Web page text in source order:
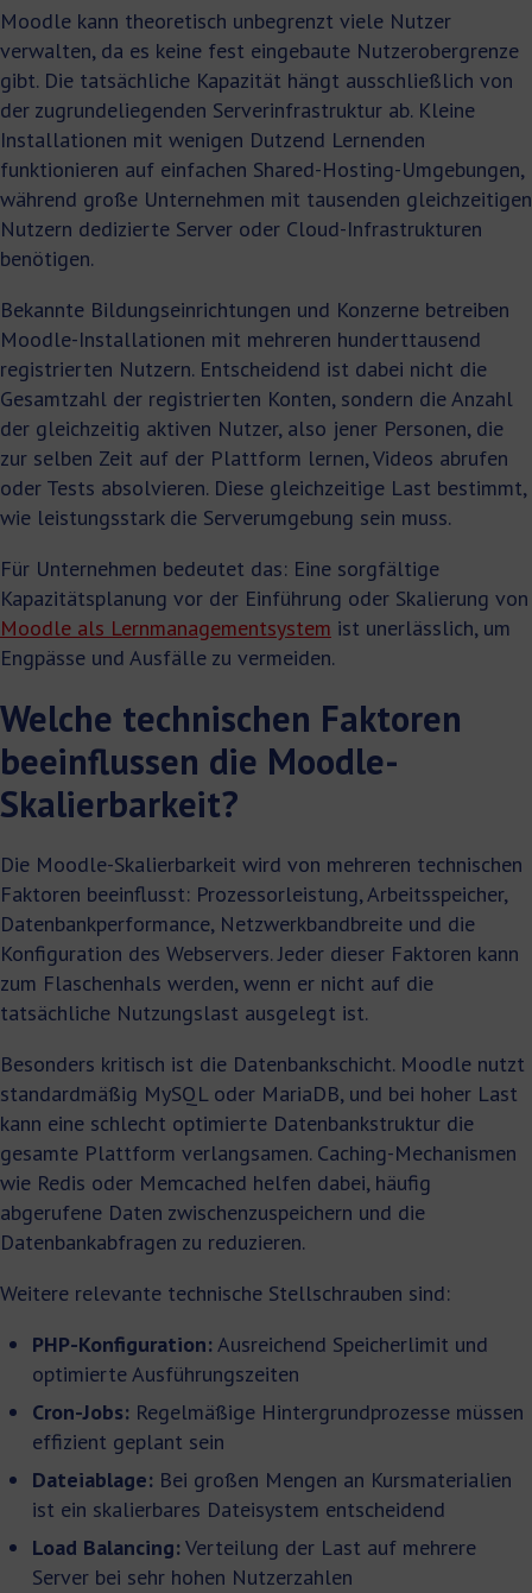
Moodle kann theoretisch unbegrenzt viele Nutzer
verwalten, da es keine fest eingebaute Nutzerobergrenze
gibt. Die tatsächliche Kapazität hängt ausschließlich von
der zugrundeliegenden Serverinfrastruktur ab. Kleine
Installationen mit wenigen Dutzend Lernenden
funktionieren auf einfachen Shared-Hosting-Umgebungen,
während große Unternehmen mit tausenden gleichzeitigen
Nutzern dedizierte Server oder Cloud-Infrastrukturen
benötigen.
Bekannte Bildungseinrichtungen und Konzerne betreiben
Moodle-Installationen mit mehreren hunderttausend
registrierten Nutzern. Entscheidend ist dabei nicht die
Gesamtzahl der registrierten Konten, sondern die Anzahl
der gleichzeitig aktiven Nutzer, also jener Personen, die
zur selben Zeit auf der Plattform lernen, Videos abrufen
oder Tests absolvieren. Diese gleichzeitige Last bestimmt,
wie leistungsstark die Serverumgebung sein muss.
Für Unternehmen bedeutet das: Eine sorgfältige
Kapazitätsplanung vor der Einführung oder Skalierung von
Moodle als Lernmanagementsystem ist unerlässlich, um
Engpässe und Ausfälle zu vermeiden.
Welche technischen Faktoren
beeinflussen die Moodle-
Skalierbarkeit?
Die Moodle-Skalierbarkeit wird von mehreren technischen
Faktoren beeinflusst: Prozessorleistung, Arbeitsspeicher,
Datenbankperformance, Netzwerkbandbreite und die
Konfiguration des Webservers. Jeder dieser Faktoren kann
zum Flaschenhals werden, wenn er nicht auf die
tatsächliche Nutzungslast ausgelegt ist.
Besonders kritisch ist die Datenbankschicht. Moodle nutzt
standardmäßig MySQL oder MariaDB, und bei hoher Last
kann eine schlecht optimierte Datenbankstruktur die
gesamte Plattform verlangsamen. Caching-Mechanismen
wie Redis oder Memcached helfen dabei, häufig
abgerufene Daten zwischenzuspeichern und die
Datenbankabfragen zu reduzieren.
Weitere relevante technische Stellschrauben sind:
PHP-Konfiguration: Ausreichend Speicherlimit und
optimierte Ausführungszeiten
Cron-Jobs: Regelmäßige Hintergrundprozesse müssen
effizient geplant sein
Dateiablage: Bei großen Mengen an Kursmaterialien
ist ein skalierbares Dateisystem entscheidend
Load Balancing:Verteilung der Last auf mehrere
Server bei sehr hohen Nutzerzahlen